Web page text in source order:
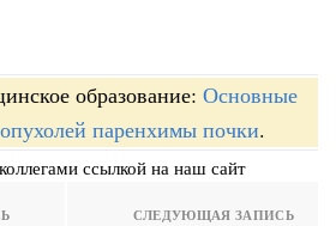
образование: Основные
паренхимы почки.
ссылкой на наш сайт
СЛЕДУЮЩАЯ ЗАПИСЬ